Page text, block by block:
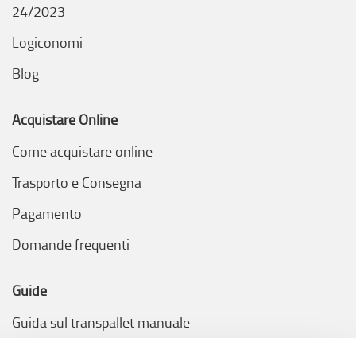
24/2023
Logiconomi
Blog
Acquistare Online
Come acquistare online
Trasporto e Consegna
Pagamento
Domande frequenti
Guide
Guida sul transpallet manuale